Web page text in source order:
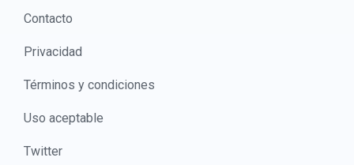
Contacto
Privacidad
Términos y condiciones
Uso aceptable
Twitter